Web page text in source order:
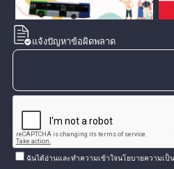
แจ้งปัญหาข้อผิดพลาด
ฉันได้อ่านและทำความเข้าใจนโยบายความเป็